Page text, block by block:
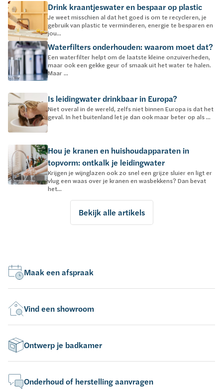
Drink kraantjeswater en bespaar op plastic
Je weet misschien al dat het goed is om te recycleren, je
gebruik van plastic te verminderen, energie te besparen en
jou...
Waterfilters onderhouden: waarom moet dat?
Een waterfilter helpt om de laatste kleine onzuiverheden,
maar ook een gekke geur of smaak uit het water te halen.
Maar ...
Is leidingwater drinkbaar in Europa?
Niet overal in de wereld, zelfs niet binnen Europa is dat het
geval. In het buitenland let je dan ook maar beter op als ...
Hou je kranen en huishoudapparaten in
topvorm: ontkalk je leidingwater
Krijgen je wijnglazen ook zo snel een grijze sluier en ligt er
vlug een waas over je kranen en wasbekkens? Dan bevat
het...
Bekijk alle artikels
Maak een afspraak
Vind een showroom
Ontwerp je badkamer
Onderhoud of herstelling aanvragen